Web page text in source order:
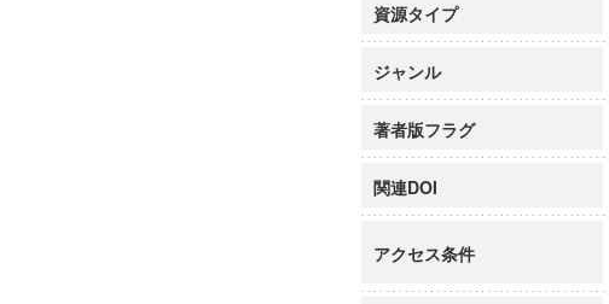
資源タイプ
ジャンル
著者版フラグ
関連DOI
アクセス条件